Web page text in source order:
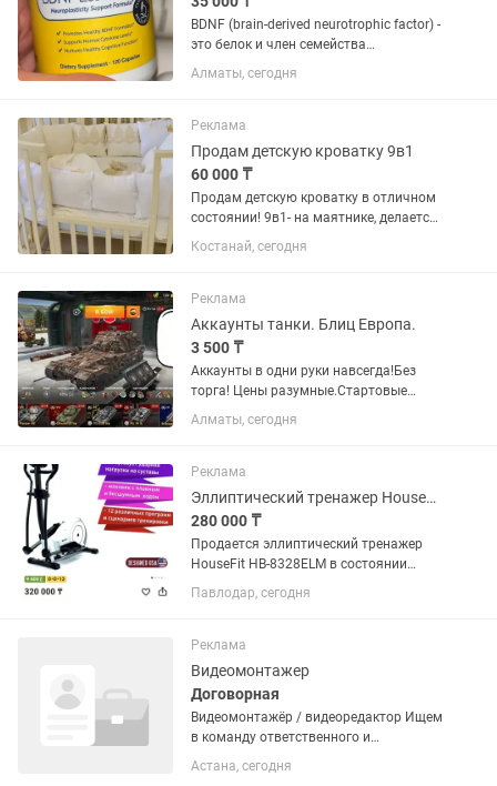
BDNF (brain-derived neurotrophic factor) -
это белок и член семейства
нейротрофинов - факторов роста,
которые поддерживают и
способности взрослого мозга...
Алматы, сегодня
Реклама
Продам детскую кроватку 9в1
60 000 ₸
Продам детскую кроватку в отличном
состоянии! 9в1- на маятнике, делается
три уровня высоты,кроватка-
пеленальный стол-овальная кроватка-
использовании)бортики в...
Костанай, сегодня
Реклама
Аккаунты танки. Блиц Европа.
3 500 ₸
Аккаунты в одни руки навсегда!Без
торга! Цены разумные.Стартовые
аккаунты для комфортной игры с
нормальным фармом серебра с
каждом 1-200.А так же в каждом
аккаунте...
Алматы, сегодня
Реклама
Эллиптический тренажер HouseFit HB-8328ELM
280 000 ₸
Продается эллиптический тренажер
HouseFit HB-8328ELM в состоянии
нового. Куплен новым около 6 месяцев
назад, но практически не
работает тихо и без нареканий....
Павлодар, сегодня
Реклама
Видеомонтажер
Договорная
Видеомонтажёр / видеоредактор Ищем
в команду ответственного и
креативного видеомонтажёра для
создания динамичного контента для
Астана, сегодня